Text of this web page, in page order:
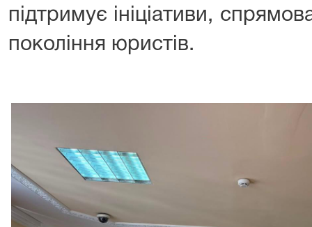
підтримує ініціативи,
покоління юристів.